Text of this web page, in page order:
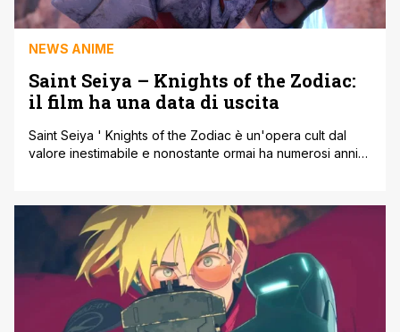
NEWS ANIME
Saint Seiya – Knights of the Zodiac:
il film ha una data di uscita
Saint Seiya ' Knights of the Zodiac è un'opera cult dal
valore inestimabile e nonostante ormai ha numerosi anni
hanno deciso di produrre un reboot in CGI della serie
classica. Effettivamente la serie anime di Saint Seiya è [']